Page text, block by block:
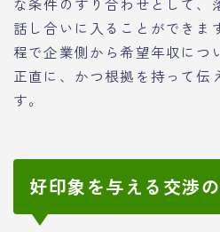
話し合いに入ることができま
程で企業側から希望年収につ
正直に、かつ根拠を持って伝
す。
好印象を与える交渉